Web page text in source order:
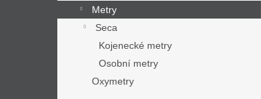
Metry
Seca
Kojenecké metry
Osobní metry
Oxymetry